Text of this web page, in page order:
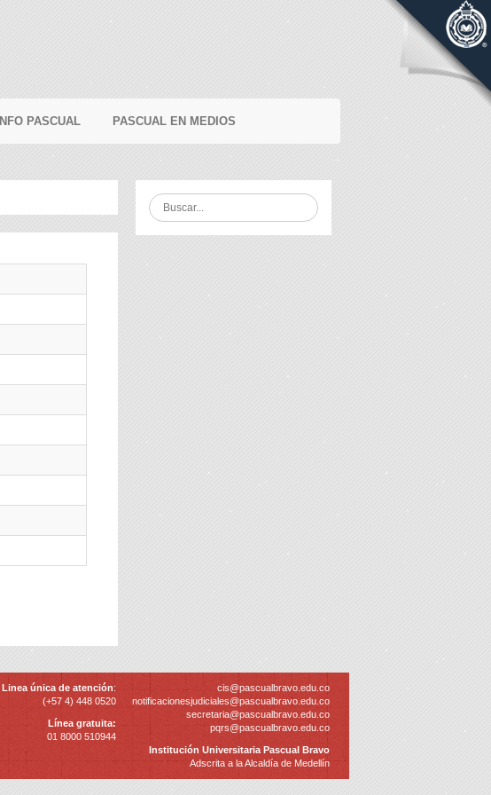
INFO PASCUAL PASCUAL EN MEDIOS
Linea única de atención:
(+57 4) 448 0520
Línea gratuita:
01 8000 510944
cis@pascualbravo.edu.co
notificacionesjudiciales@pascualbravo.edu.co
secretaria@pascualbravo.edu.co
pqrs@pascualbravo.edu.co
Institución Universitaria Pascual Bravo
Adscrita a la Alcaldía de Medellín